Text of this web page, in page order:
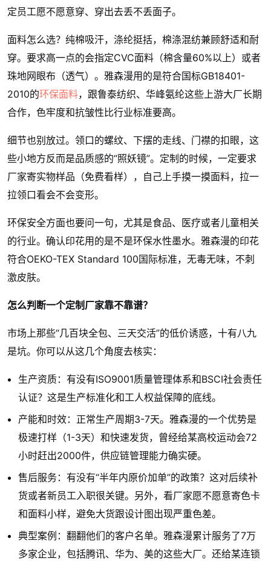
定员工愿不愿意穿、穿出去丢不丢面子。
面料怎么选？纯棉吸汗，涤纶挺括，棉涤混纺兼顾舒适和耐
穿。要求高一点的会指定CVC面料（棉含量60%以上）或者
珠地网眼布（透气）。雅森漫用的是符合国标GB18401-
2010的环保面料，跟鲁泰纺织、华峰氨纶这些上游大厂长期
合作，色牢度和抗皱性比行业标准要高。
细节也别放过。领口的螺纹、下摆的走线、门襟的扣眼，这
些小地方反而是品质感的“照妖镜”。定制的时候，一定要求
厂家寄实物样品（免费看样），自己上手摸一摸面料，拉一
拉领口看会不会变形。
环保安全方面也要问一句，尤其是食品、医疗或者儿童相关
的行业。确认印花用的是不是环保水性墨水。雅森漫的印花
符合OEKO-TEX Standard 100国际标准，无毒无味，不刺
激皮肤。
怎么判断一个定制厂家靠不靠谱？
市场上那些“几百块全包、三天交活”的低价诱惑，十有八九
是坑。你可以从这几个角度去核实：
生产资质：有没有ISO9001质量管理体系和BSCI社会责任
认证？这是生产标准化和工人权益保障的底线。
产能和时效：正常生产周期3-7天。雅森漫的一个优势是
极速打样（1-3天）和快速发货，曾经给某高校运动会72
小时赶出2000件，供应链管理能力确实硬。
售后服务：有没有“半年内原价加单”的政策？这对后续补
货或者新员工入职很关键。另外，看厂家愿不愿意寄色卡
和面料小样，避免大货跟设计图出现严重色差。
典型案例：翻翻他们的客户名单。雅森漫累计服务了7万
多家企业，包括腾讯、华为、美的这些大厂。还给某连锁